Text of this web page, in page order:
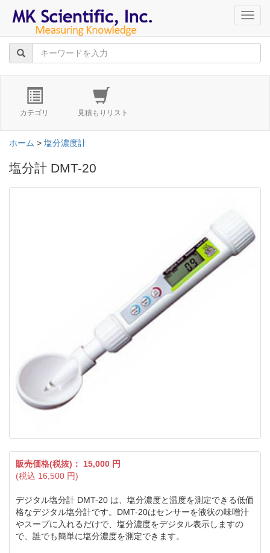
カテゴリ 見積もりリスト
ホーム > 塩分濃度計
塩分計 DMT-20
販売価格(税抜)： 15,000 円
(税込 16,500 円)
デジタル塩分計 DMT-20 は、塩分濃度と温度を測定できる低価
格なデジタル塩分計です。DMT-20はセンサーを液状の味噌汁
やスープに入れるだけで、塩分濃度をデジタル表示しますの
で、誰でも簡単に塩分濃度を測定できます。